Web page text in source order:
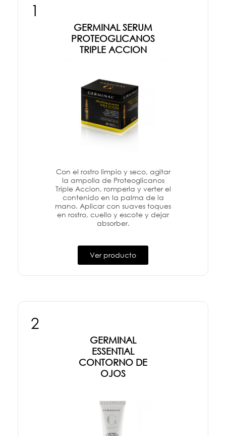
1
GERMINAL SERUM
PROTEOGLICANOS
TRIPLE ACCION
Con el rostro limpio y seco, agitar
la ampolla de Proteoglicanos
Triple Accion, romperla y verter el
contenido en la palma de la
mano. Aplicar con suaves toques
en rostro, cuello y escote y dejar
absorber.
Ver producto
2
GERMINAL
ESSENTIAL
CONTORNO DE
OJOS